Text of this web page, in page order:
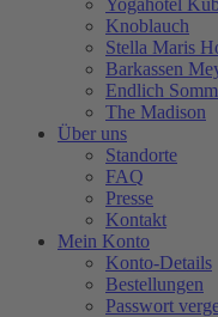
Yogahotel
Knoblauch
Stella Maris
Barkassen
Endlich
The Madison
Über uns
Standorte
FAQ
Presse
Kontakt
Mein Konto
Konto-Details
Bestellungen
Passwort